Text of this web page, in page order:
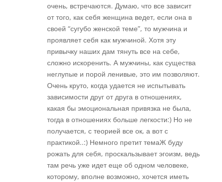
очень, встречаются. Думаю, что все зависит
от того, как себя женщина ведет, если она в
своей “сугубо женской теме”, то мужчина и
проявляет себя как мужчиной. Хотя эту
привычку наших дам тянуть все на себе,
сложно искоренить. А мужчины, как существа
неглупые и порой ленивые, это им позволяют.
Очень круто, когда удается не испытывать
зависимости друг от друга в отношениях,
какая бы эмоциональная привязка не была,
тогда в отношениях больше легкости:) Но не
получается, с теорией все ок, а вот с
практикой..:) Немного претит темаЖ буду
рожать для себя, проскальзывает эгоизм, ведь
там речь уже идет еще об одном человеке,
которому, вполне возможно, хочется иметь